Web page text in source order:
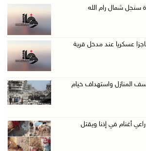
جرارا زراعيا من بيت ...
خط أحمر ومخطط مرفوض
الحرارة تؤثر على البل ...
والمستعمرين: إصابات و ...
سنجل شمال رام الله
عسكريا عند مدخل قرية
المنازل واستهداف خيام
أغنام في إذنا ويقتل